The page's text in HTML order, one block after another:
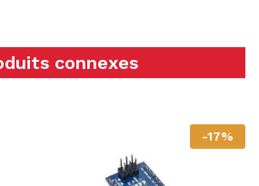
connexes
-17%